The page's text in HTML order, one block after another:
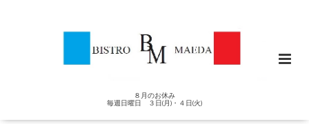
８月のお休み
毎週日曜日 ３日(月)・４日(火)